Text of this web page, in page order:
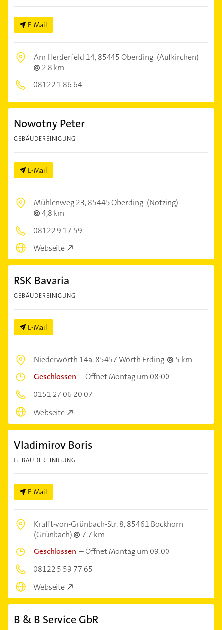
E-Mail
Am Herderfeld 14,85445 Oberding (Aufkirchen)
2,8 km
08122 1 86 64
Nowotny Peter
GEBÄUDEREINIGUNG
E-Mail
Mühlenweg 23,85445 Oberding (Notzing)
4,8 km
08122 9 17 59
Webseite
RSK Bavaria
GEBÄUDEREINIGUNG
E-Mail
Niederwörth 14a,85457 Wörth Erding
5 km
Geschlossen –Öffnet Montag um 08:00
0151 27 06 20 07
Webseite
Vladimirov Boris
GEBÄUDEREINIGUNG
E-Mail
Krafft-von-Grünbach-Str. 8,85461 Bockhorn
(Grünbach)
7,7 km
Geschlossen –Öffnet Montag um 09:00
08122 5 59 77 65
Webseite
B & B Service GbR